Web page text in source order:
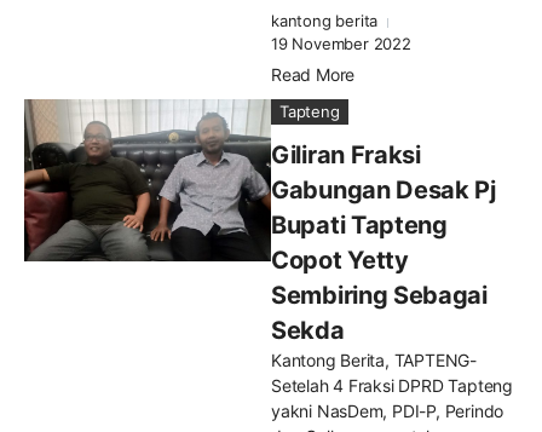
kantong berita
19 November 2022
Read More
Tapteng
Giliran Fraksi
Gabungan Desak Pj
Bupati Tapteng
Copot Yetty
Sembiring Sebagai
Sekda
Kantong Berita, TAPTENG-
Setelah 4 Fraksi DPRD Tapteng
yakni NasDem, PDI-P, Perindo